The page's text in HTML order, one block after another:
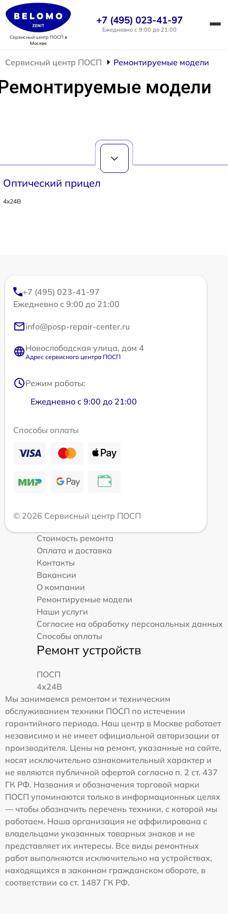
Сервисный центр ПОСПв
Москве
+7 (495) 023-41-97
Ежедневно с 9:00 до 21:00
Сервисный центр ПОСП Ремонтируемые модели
модели
Оптический прицел
4x24B
+7 (495) 023-41-97
Ежедневно с 9:00 до 21:00
info@posp-repair-center.ru
Новослободская улица, дом 4
Адрес сервисного центра ПОСП
Режим работы:
Ежедневно с 9:00 до 21:00
Способы оплаты
© 2026 Сервисный центр ПОСП
Стоимость ремонта
Оплата и доставка
Контакты
Вакансии
О компании
Ремонтируемые модели
Наши услуги
Согласие на обработку персональных данных
Способы оплаты
Ремонт устройств
ПОСП
4x24B
Мы занимаемся ремонтом и техническим
обслуживанием техники ПОСП по истечении
гарантийного периода. Наш центр в Москве работает
независимо и не имеет официальной авторизации от
производителя. Цены на ремонт, указанные на сайте,
носят исключительно ознакомительный характер и
не являются публичной офертой согласно п. 2 ст. 437
ГК РФ. Названия и обозначения торговой марки
ПОСП упоминаются только в информационных целях
— чтобы обозначить перечень техники, с которой мы
работаем. Наша организация не аффилирована с
владельцами указанных товарных знаков и не
представляет их интересы. Все виды ремонтных
работ выполняются исключительно на устройствах,
находящихся в законном гражданском обороте, в
соответствии со ст. 1487 ГК РФ.